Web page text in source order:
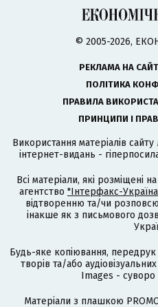
© 2005-2026,
РЕКЛАМА НА
ПОЛІТИКА
ПРАВИЛА
ПРИНЦИПИ І
Використання матеріалів
інтернет-видань -
Всі матеріали, які розміщені
агентство "Інтерфакс-
відтворенню та/чи
інакше як з письмового
Будь-яке копіювання,
творів та/або
Images - суворо
Матеріали з плашкою